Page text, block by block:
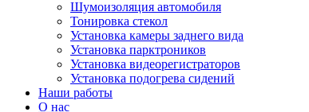
Шумоизоляция автомобиля
Тонировка стекол
Установка камеры заднего вида
Установка парктроников
Установка видеорегистраторов
Установка подогрева сидений
Наши работы
О нас